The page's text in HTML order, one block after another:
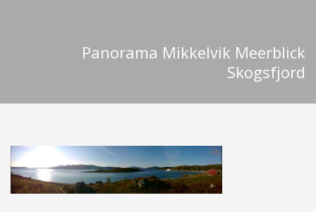
Panorama Mikkelvik Meerblick
Skogsfjord